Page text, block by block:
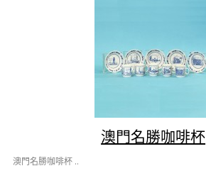
澳門名勝咖啡杯
澳門名勝咖啡杯 ..